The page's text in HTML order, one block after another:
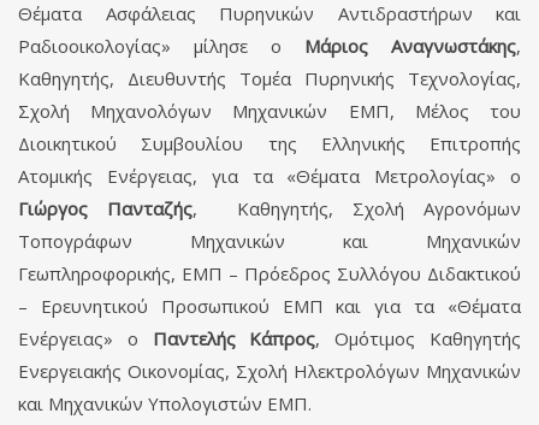
Θέματα Ασφάλειας Πυρηνικών Αντιδραστήρων και
Ραδιοοικολογίας» μίλησε ο Μάριος Αναγνωστάκης,
Καθηγητής, Διευθυντής Τομέα Πυρηνικής Τεχνολογίας,
Σχολή Μηχανολόγων Μηχανικών ΕΜΠ, Μέλος του
Διοικητικού Συμβουλίου της Ελληνικής Επιτροπής
Ατομικής Ενέργειας, για τα «Θέματα Μετρολογίας» ο
Γιώργος Πανταζής, Καθηγητής, Σχολή Αγρονόμων
Τοπογράφων Μηχανικών και Μηχανικών
Γεωπληροφορικής, ΕΜΠ – Πρόεδρος Συλλόγου Διδακτικού
– Ερευνητικού Προσωπικού ΕΜΠ και για τα «Θέματα
Ενέργειας» ο Παντελής Κάπρος, Ομότιμος Καθηγητής
Ενεργειακής Οικονομίας, Σχολή Ηλεκτρολόγων Μηχανικών
και Μηχανικών Υπολογιστών ΕΜΠ.